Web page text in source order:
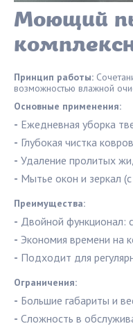
Моющий
Принцип работы:
возможностью влажной
Основные применения:
- Ежедневная уборка
- Глубокая чистка
- Удаление пролитых
- Мытье окон и зеркал
Преимущества:
- Двойной функционал:
- Экономия времени на
- Подходит для
Ограничения:
- Большие габариты и
- Сложность в